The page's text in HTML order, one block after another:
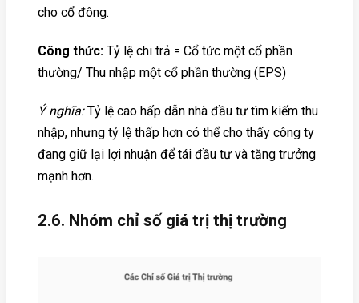
cho cổ đông.
Công thức: Tỷ lệ chi trả = Cổ tức một cổ phần
thường/ Thu nhập một cổ phần thường (EPS)
Ý nghĩa:Tỷ lệ cao hấp dẫn nhà đầu tư tìm kiếm thu
nhập, nhưng tỷ lệ thấp hơn có thể cho thấy công ty
đang giữ lại lợi nhuận để tái đầu tư và tăng trưởng
mạnh hơn.
2.6. Nhóm chỉ số giá trị thị trường